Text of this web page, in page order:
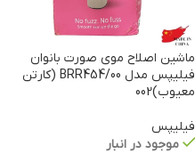
ماشین اصلاح موی صورت بانوان
فیلیپس مدل BRR454/00 (کارتن
معیوب)002
فیلیپس
موجود در انبار